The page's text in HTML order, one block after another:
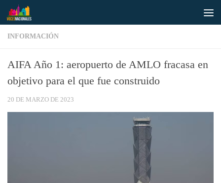
Saltar al contenido
INFORMACIÓN
AIFA Año 1: aeropuerto de AMLO fracasa en
objetivo para el que fue construido
20 DE MARZO DE 2023